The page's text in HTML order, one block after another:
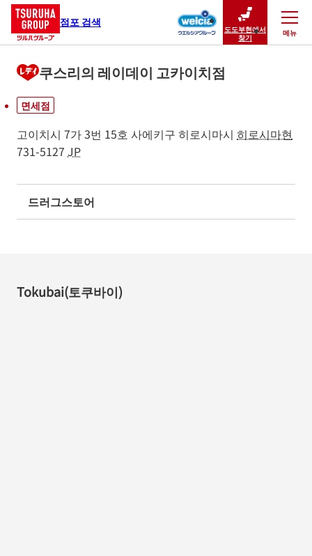
점포 검색
도도부현에서
찾기
메뉴
닫기
쿠스리의 레이데이 고카이치점
면세점
고이치시 7가 3번 15호 사에키구 히로시마시 히로시마현
731-5127 JP
드러그스토어
Tokubai(토쿠바이)